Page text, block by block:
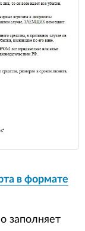
в формате
заполняет